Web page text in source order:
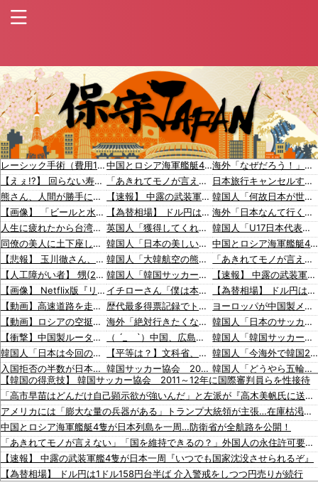
レーシック手術（費用10万円、視力2.0になる、成功率95%）←これをしない理由ｗｗ
【えぇ!?】 回らない寿司屋で、彼氏が寿司に “醤油” つけてた→私「は？30にもなって、醤油つけるとか恥ずかしい！ドン引き！低レベル!! 回転寿司しか行ったことない人はこれだから…」
熊さん、人間が勝手に山壊した結果〇されてしまう…これ半分虐〇だろ
【画像】 「ビールと水を交互に飲まないと倒れるグラス」発売
人生に疲れたから台湾を一周してきた
同僚の美人に土下座して必〇に頼んだらこうなるｗｗｗ
【悲報】 玉川徹さん、警官の発泡での包丁男〇亡に「絶対に〇刑にならない罪なのに警察が〇刑にした！」 → 元警官のマジレスがコチラ → ………
【人工障がい者】 甥(28)「両親が亡くなったんで僕のこと引き取ってほしいんですけど！」なんでいい年したヒキニートを引き取らなきゃいけないんだ...
【画像】 Netflix版『リボンの騎士』、とんでもない事になるｗｗｗｗｗ
【動画】高速道路を走行中の車からリアガラスが飛んでくる事故(ﾟoﾟ)
【動画】ロシアの空挺兵、パラシュートが開かずに墜落してしまう。
【衝撃】中国製ルーター20機種にバックドア発見！ ネットに繋ぐだけで35秒ごとに中国のサーバーと通信
韓国人「日本は今回の地震でも段ボールベッドを出してきたので後進国なのは変わらないようです」
入国拒否の半数が日本人!? 「オーストラリアで日本人女性が売春」
韓国人「株でお金を失ったのはイ・ジェミョンのせいだ！」として支持率が右肩下がりに……まあ、本当にその側面があるので救えないんですが
【動画】両方馬鹿（笑）ミニストップでトラックと衝突したドラレコが（ノ∇`）
【移民政策反対】イオンの売り場で唐揚げを食う中国人の子供
【炎上】藤沢市「モスク建設と土葬も許可します」→3万人の反対署名も却下
【知ってた？】カナダ発ウェアブランド、lululemonが日本でオープン→店名は日本差別からできた？
イスラム指導者が授業!? 憲法違反だと批判〇到【さくらの解説】
91歳女性の遺体を遺棄したベトナム国籍の男が逮捕されました #移民 #外国人
中国とロシア海軍艦艇4隻が日本列島を一周…防衛省が全航路を公開！
「あきれてモノが言えない」「国を維持できるの？」外国人の永住許可要件の厳格化で在日中国人の本音は？
【速報】 中露の武装軍艦4隻が日本一周『いつでも国家沈没させられるぞ』
【為替相場】 ドル円は1ドル158円台半ば 介入警戒をしつつ円売りが続行
英国人「獲得してくれ」上田綺世、ブライトン移籍が浮上！三笘薫との日本代表ホットライン実現!?現地サポ大興奮！「勘弁してくれ」と危惧される懸念点とは!?【海外の反応】
韓国人「日本の美しい街並みを韓国化した結果をご覧ください・・・」
韓国人「大韓航空の熊本地震飲料水支援に対する日本人の反応をご覧ください・・・」→「」
韓国人「韓国サッカー協会が行った国際試合の性的接待の全容がこちら…」→「完全に買収してる…（ﾌﾞﾙﾌﾞﾙ」＝韓国の反応
イチローさん「僕は本を読まない。好きなアニメはドラゴンボール」【海外の反応】
歴代最多得票記録でトップ当選の河合ゆうすけ市議、埼玉知事選（来年８月）に立候補表明！「埼玉県の外国人問題を解決するには、知事選で保守の政治家が立ち上がるしかない」保守一本化を訴え
海外「絶対行きたくない国は？」かなりの割合であの国を挙げられる結果に【海外の反応】
（ ´_ゝ`）中国、広島原爆投下から８１年を迎えたことを受け「日本は原爆被害者の立場で同情を買おうとするのを止めろ」
【平等は？】文科省、若手女性研究者支援のため大学に補助金交付（年間最大5000万円）「将来のリーダーとして活躍する（女性の）人材を輩出したい」
韓国サッカー協会 2011～12年に外国人審判員・監督官ら10数人を性接待（W杯予選、五輪予選が含まれる）国会議員が事実確認
SpaceX、米国防関連技術保護を重視し供給連鎖から中国系を完全排除へ 供給業者に「中国籍人員をSpaceX向けの生産に関わらせないこと」「中国製の設備・部品を使わないこと」を要求し監査実施
韓国人「海外が想像する韓国人キャラクターのイメージがこちら・・・」
「猫が車を凝視してると思ったら、自分に見とれていた…」（動画）
16歳の清水空跳が100m10秒00を記録して桐生祥秀の高校記録を更新、海外陸上競技ファンも大衝撃（海外の反応）
海外「なぜだろう！」日本が米国経済にトドメを刺さない本当の理由に海外が大騒ぎ
日本旅行キャンセルすべきか…1万年ぶり史上最大級の火山の兆し＝韓国の反応
韓国人「何故日本が世界を魅了し続け観光大国になったのか？その理由がこちら‥」→「文化的なソフトパワーが凄い」
海外「日本なんて行くんじゃなかった…」 日本を知ってしまったディズニー信者、帰国後『本家』に失望する事態に
韓国人「U17日本代表、決勝で中国を破りアジア杯優勝（通算5回目・最多優勝国）」→「韓国は8強で落ちたのに・・・もう越えられない壁になってしまったね」「韓国は監督の問題が大きい」「日本はもうどんなに精神勝利したところで超えられない壁である」
中国とロシア海軍艦艇4隻が日本列島を一周…防衛省が全航路を公開！
「あきれてモノが言えない」「国を維持できるの？」外国人の永住許可要件の厳格化で在日中国人の本音は？
【速報】 中露の武装軍艦4隻が日本一周『いつでも国家沈没させられるぞ』
【為替相場】 ドル円は1ドル158円台半ば 介入警戒をしつつ円売りが続行
ヨーロッパが中国製メガソーラーを締め出しｗｗｗ
韓国人「日本のサッカー協会も性接待やってるんじゃないですか？」
韓国人「韓国サッカー協会の審判買収、遂に海外でも話題に…」→「2002年の栄光まで疑われる…（ﾌﾞﾙﾌﾞﾙ」＝韓国の反応
韓国人「今海外で韓国2002W杯ベスト4も怪しいと言われてるよ！性接待がバレちゃったからね」
韓国人「どうやら五輪サッカー日韓戦でも審判の接待があった模様…」→「メダル剥奪なのでは…？（ﾌﾞﾙﾌﾞﾙ」＝韓国の反応
韓国人「MLBで日本人より韓国人選手のほうがこの能力だけは上だよね」
海外「大谷翔平が1試合2発！完全に人間離れしているんだが…」
海外「大谷翔平がワールドシリーズ3連覇＆WSMVPなら歴代何位？海外ファンの答えがこちら」
韓国人「広告塔としても活躍…」大谷翔平が『日立建機』ブランドアンバサダーに就任、来年4月に社名変更で国内外へ発信へ
韓国人「日本旅行へ行ったら、絶対に若いうちにやっておいた方がいいことがこちら・・・」
【韓国の得意技】 韓国サッカー協会 2011～12年に国際審判員らを性接待
「高市早苗はどんだけ自己顕示欲が強いんだ」と左派が『高木美帆氏に送られた包丁セット』に激怒、「こんな首相は見たことがない」と言い張るも……
アメリカには「膨大な量の兵器がある」トランプ大統領が主張…在庫枯渇の報道受け！
中国とロシア海軍艦艇4隻が日本列島を一周…防衛省が全航路を公開！
「あきれてモノが言えない」「国を維持できるの？」外国人の永住許可要件の厳格化で在日中国人の本音は？
【速報】 中露の武装軍艦4隻が日本一周『いつでも国家沈没させられるぞ』
【為替相場】 ドル円は1ドル158円台半ば 介入警戒をしつつ円売りが続行